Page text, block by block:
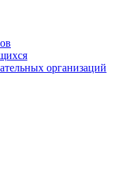
организаций